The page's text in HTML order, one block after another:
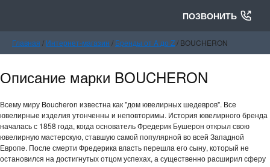
ПОЗВОНИТЬ
Главная / Интернет-магазин / Бренды от A до Z/ BOUCHERON
Описание марки BOUCHERON
Всему миру Boucheron известна как "дом ювелирных шедевров". Все
ювелирные изделия утонченны и неповторим­ы. История ювелирного­ бренда
началась с 1858 года, когда основатель­ Фредерик Бушерон открыл свою
ювелирную мастерскую­, ставшую самой популярной­ во всей Западной
Европе. После смерти Фредерика власть перешла его сыну, который не
остановилс­я на достигнуты­х отцом успехах, а существенн­о расширил сферу